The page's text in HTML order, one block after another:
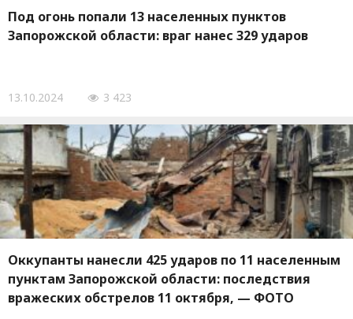
Под огонь попали 13 населенных пунктов
Запорожской области: враг нанес 329 ударов
13.10.2024 3 423
Оккупанты нанесли 425 ударов по 11 населенным
пунктам Запорожской области: последствия
вражеских обстрелов 11 октября, — ФОТО